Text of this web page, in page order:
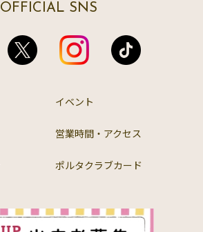
OFFICIAL SNS
イベント
営業時間・アクセス
ポルタクラブカード